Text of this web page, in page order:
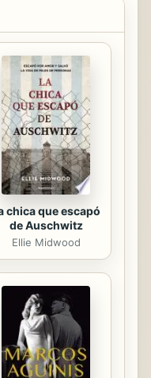
... whoever
will feel
writing at age 17
... that eternal
will never give
that I also did
imagined that
chica que escapó
de Auschwitz
Ellie Midwood